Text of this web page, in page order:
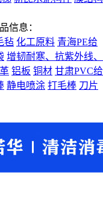
信息：
毡 化工原料 青海PE给
增韧耐寒、抗紫外线、
铝板 铜材 甘肃PVC给
静电喷涂 打毛棒 刀片